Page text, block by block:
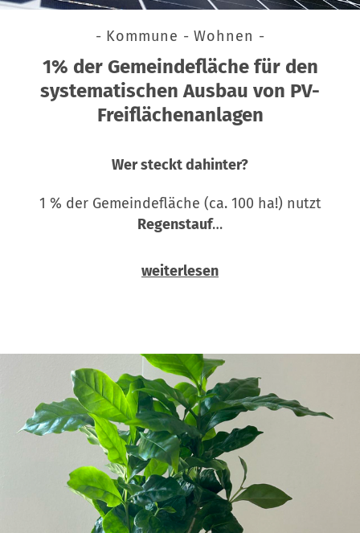
- Kommune - Wohnen -
1% der Gemeindefläche für den
systematischen Ausbau von PV-
Freiflächenanlagen
Wer steckt dahinter?
1 % der Gemeindefläche (ca. 100 ha!) nutzt
Regenstauf…
weiterlesen